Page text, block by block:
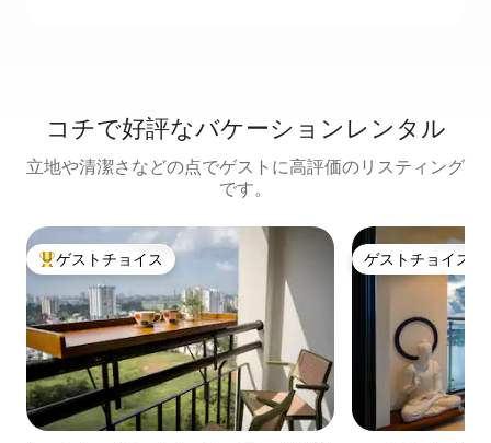
コチで好評なバケーションレンタル
立地や清潔さなどの点でゲストに高評価のリスティング
です。
大好評のゲストチョイスです。
ゲストチョイス ゲストチョイス
ゲストチョイス